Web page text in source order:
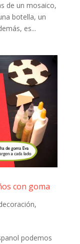
de un mosaico,
botella, un
es...
con goma
,
podemos